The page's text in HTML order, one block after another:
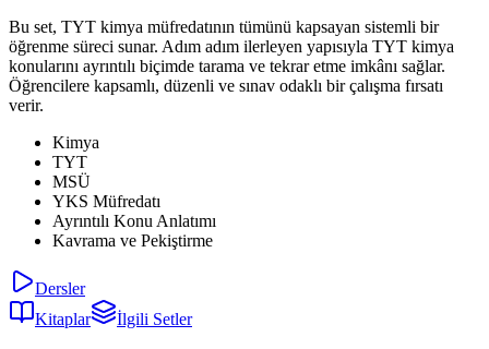
Bu set, TYT kimya müfredatının tümünü kapsayan sistemli bir
öğrenme süreci sunar. Adım adım ilerleyen yapısıyla TYT kimya
konularını ayrıntılı biçimde tarama ve tekrar etme imkânı sağlar.
Öğrencilere kapsamlı, düzenli ve sınav odaklı bir çalışma fırsatı
verir.
Kimya
TYT
MSÜ
YKS Müfredatı
Ayrıntılı Konu Anlatımı
Kavrama ve Pekiştirme
Dersler
Kitaplar
İlgili Setler